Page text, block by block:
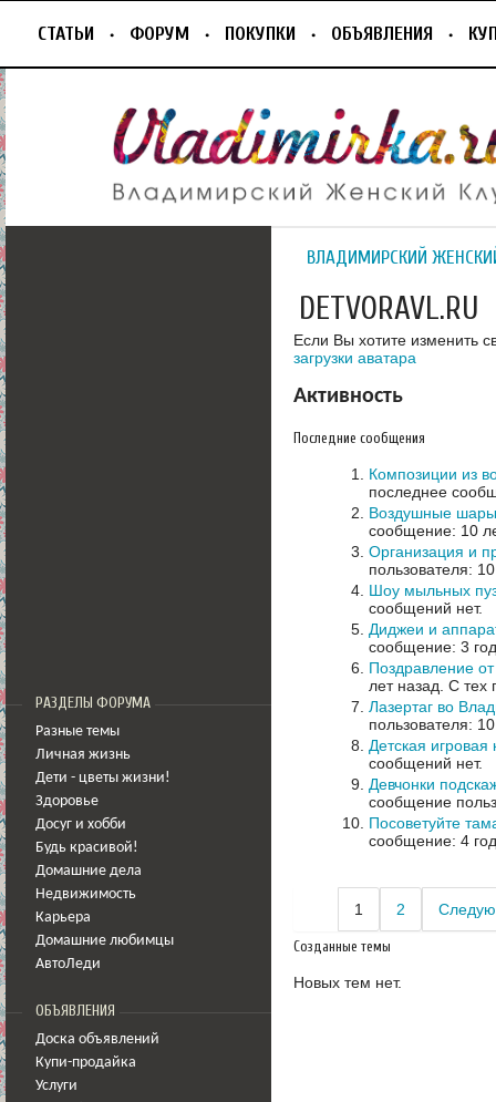
СТАТЬИ ФОРУМ ПОКУПКИ ОБЪЯВЛЕНИЯ
РАЗДЕЛЫ ФОРУМА
Разные темы
Личная жизнь
Дети - цветы жизни!
Здоровье
Досуг и хобби
Будь красивой!
Домашние дела
Недвижимость
Карьера
Домашние любимцы
АвтоЛеди
ОБЪЯВЛЕНИЯ
Доска объявлений
Купи-продайка
Услуги
ВЛАДИМИРСКИЙ
DETVORAVL.RU
Если Вы хотите изменить
загрузки аватара
Активность
Последние сообщения
Композиции из
последнее
Воздушные шары
сообщение: 10
Организация и
пользователя:
Шоу мыльных
сообщений нет.
Диджеи и
сообщение: 3
Поздравление
лет назад. С тех
Лазертаг во
пользователя:
Детская игровая
сообщений нет.
Девчонки
сообщение
Посоветуйте
сообщение: 4
1 2
Созданные темы
Новых тем нет.